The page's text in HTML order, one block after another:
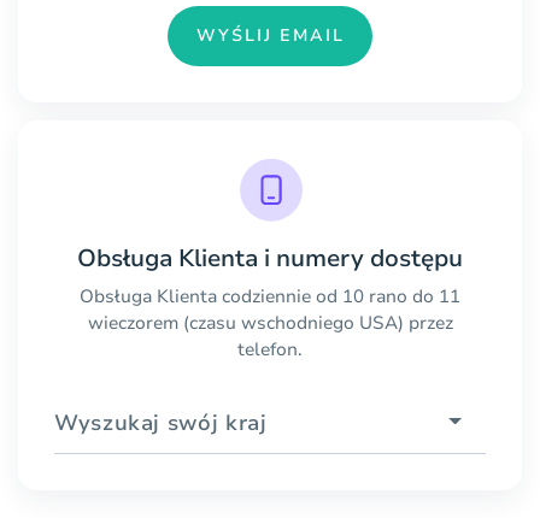
WYŚLIJ EMAIL
Obsługa Klienta i numery dostępu
Obsługa Klienta codziennie od 10 rano do 11
wieczorem (czasu wschodniego USA) przez
telefon.
Wyszukaj swój kraj